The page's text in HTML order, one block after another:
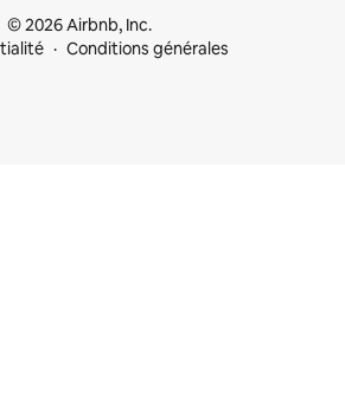
© 2026 Airbnb, Inc.
Conditions générales